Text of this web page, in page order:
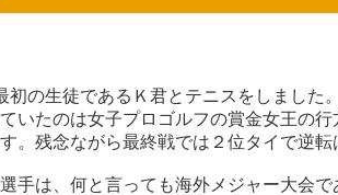
の生徒であるＫ君とテニスをしました
いたのは女子プロゴルフの賞金女王の
。残念ながら最終戦では２位タイで逆転
手は、何と言っても海外メジャー大会